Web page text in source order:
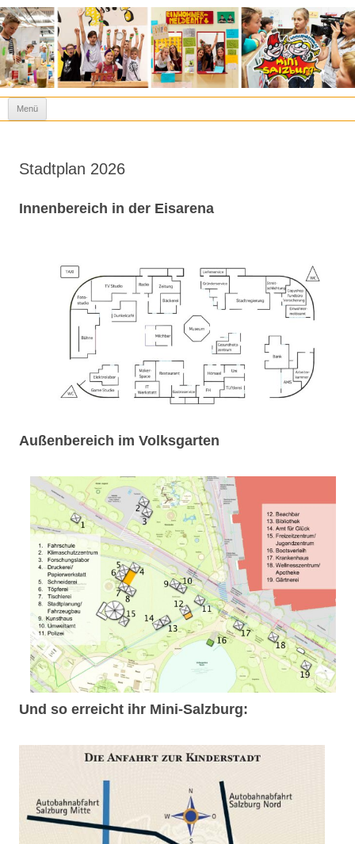
Kinderstadt Mini-Salzburg
Spielen heißt lernen!
Menü
Stadtplan 2026
Innenbereich in der Eisarena
Außenbereich im Volksgarten
Und so erreicht ihr Mini-Salzburg: